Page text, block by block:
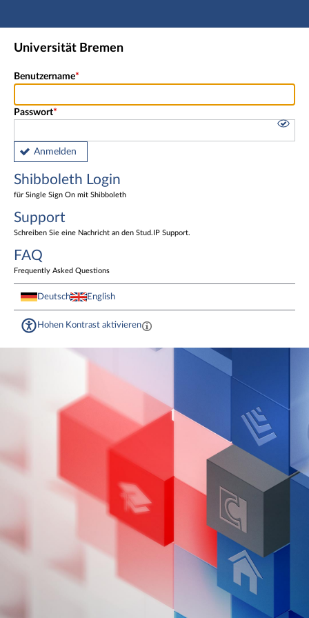
Hauptnavigation
Shibboleth Login
Universität Bremen
Benutzername
Passwort
Anmelden
Shibboleth Login
für Single Sign On mit Shibboleth
Support
Schreiben Sie eine Nachricht an den Stud.IP Support.
FAQ
Frequently Asked Questions
Deutsch English
Hohen Kontrast aktivieren